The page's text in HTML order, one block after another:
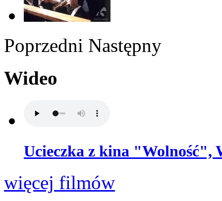
Poprzedni Następny
Wideo
Ucieczka z kina "Wolność",
więcej filmów